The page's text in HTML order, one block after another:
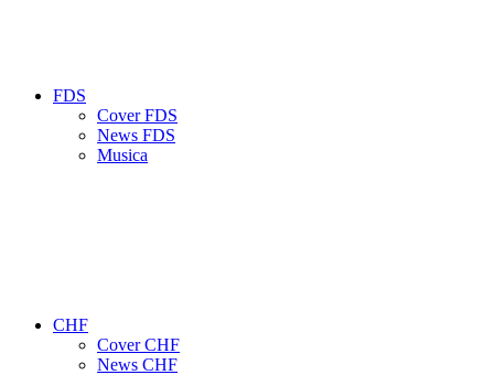
FDS
Cover FDS
News FDS
Musica
CHF
Cover CHF
News CHF